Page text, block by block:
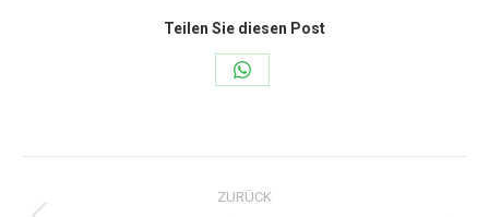
Teilen Sie diesen Post
Share
WhatsApp
Kommentarnavigation
ZURÜCK